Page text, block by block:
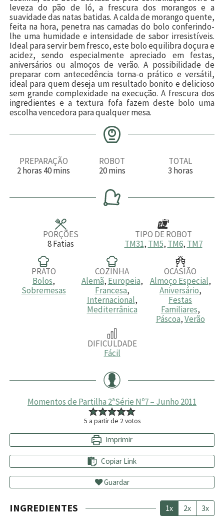
leveza do pão de ló, a frescura dos morangos e a
suavidade das natas batidas. A calda de morango quente,
feita na hora, penetra nas camadas do bolo conferindo-
lhe uma humidade e intensidade de sabor irresistíveis.
Ideal para servir bem fresco, este bolo equilibra doçura e
acidez, sendo especialmente apreciado em festas,
aniversários ou almoços de verão. A possibilidade de
preparar com antecedência torna-o prático e versátil,
ideal para quem deseja um resultado bonito e delicioso
sem grande complexidade na execução. A frescura dos
ingredientes e a textura fofa fazem deste bolo uma
escolha vencedora para qualquer mesa.
PREPARAÇÃO
2h
a
horas 40m
u
mins
ROBOT
20m
n
u
t
mins
TOTAL
3h
a
horas
PORÇÕES
8Fatias
TIPO DE ROBOT
TM31, TM5, TM6, TM7
PRATO
Bolos,
Sobremesas
COZINHA
Alemã, Europeia,
Francesa,
Internacional,
Mediterrânica
OCASIÃO
Almoço Especial,
Aniversário,
Festas
Familiares,
Páscoa,Verão
DIFICULDADE
Fácil
Momentos de Partilha 2ªSérie Nº7 – Junho 2011
5 a partir de 2votos
Imprimir
Copiar Link
Guardar
INGREDIENTES 1x 2x 3x